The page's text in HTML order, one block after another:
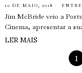
10 DE MAIO, 2018
Jim McBride veio a
Cinema, apresentar a
LER MAIS
1